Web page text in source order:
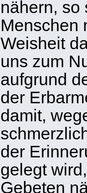
nähern, so
Menschen
Weisheit
uns zum
aufgrund
der
damit,
der
gelegt
Gebeten